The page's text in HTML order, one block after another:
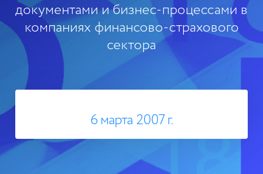
документами и бизнес-процессами в
компаниях финансово-страхового
сектора
6 марта 2007 г.